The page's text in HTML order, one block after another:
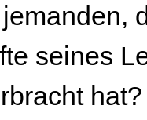
seines